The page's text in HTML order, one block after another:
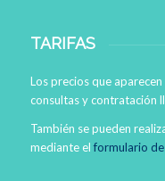
TARIFAS
Los precios que
consultas y contratación
También se pueden
mediante elformulario